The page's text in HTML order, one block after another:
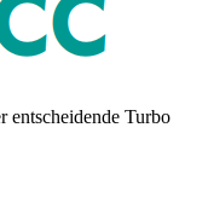
entscheidende Turbo